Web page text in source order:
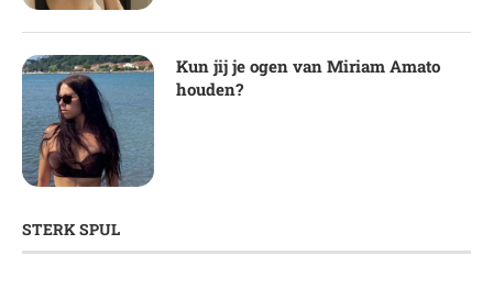
Kun jij je ogen van Miriam Amato
houden?
STERK SPUL